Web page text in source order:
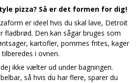
pizza? Så er det formen for dig!
er ideel hvis du skal lave, Detroit
fladbrød. Den kan sågar bruges som
kartofler, pommes frites, kager
i ovnen.
ikke vælter ud under bagningen.
så hvis du har flere, sparer du